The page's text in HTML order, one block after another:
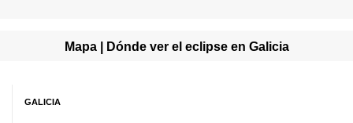
Mapa | Dónde ver el eclipse en Galicia
GALICIA